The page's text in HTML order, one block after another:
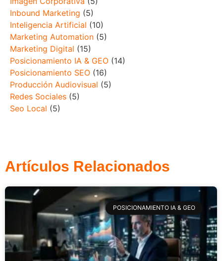
Inbound Marketing (5)
Inteligencia Artificial (10)
Marketing Automation (5)
Marketing Digital (15)
Posicionamiento IA & GEO (14)
Posicionamiento SEO (16)
Producción Audiovisual (5)
Redes Sociales (5)
Seo Local (5)
Artículos Relacionados
POSICIONAMIENTO IA & GEO